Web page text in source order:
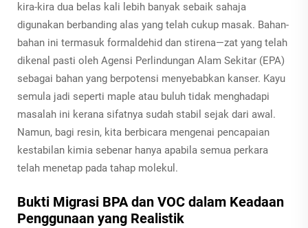
kira-kira dua belas kali lebih banyak sebaik sahaja
digunakan berbanding alas yang telah cukup masak. Bahan-
bahan ini termasuk formaldehid dan stirena—zat yang telah
dikenal pasti oleh Agensi Perlindungan Alam Sekitar (EPA)
sebagai bahan yang berpotensi menyebabkan kanser. Kayu
semula jadi seperti maple atau buluh tidak menghadapi
masalah ini kerana sifatnya sudah stabil sejak dari awal.
Namun, bagi resin, kita berbicara mengenai pencapaian
kestabilan kimia sebenar hanya apabila semua perkara
telah menetap pada tahap molekul.
Bukti Migrasi BPA dan VOC dalam Keadaan
Penggunaan yang Realistik